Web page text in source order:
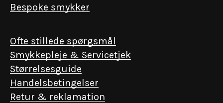
Bespoke smykker
Ofte stillede spørgsmål
Smykkepleje & Servicetjek
Størrelsesguide
Handelsbetingelser
Retur & reklamation